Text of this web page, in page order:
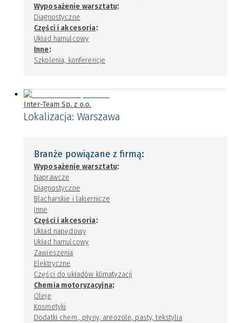
Wyposażenie warsztatu:
Diagnostyczne
Części i akcesoria:
Układ hamulcowy
Inne:
Szkolenia, konferencje
Inter-Team Sp. z o.o.
Lokalizacja: Warszawa
Branże powiązane z firmą:
Wyposażenie warsztatu:
Naprawcze
Diagnostyczne
Blacharskie i lakiernicze
Inne
Części i akcesoria:
Układ napędowy
Układ hamulcowy
Zawieszenia
Elektryczne
Części do układów klimatyzacji
Chemia motoryzacyjna:
Oleje
Kosmetyki
Dodatki chem., płyny, areozole, pasty, tekstylia